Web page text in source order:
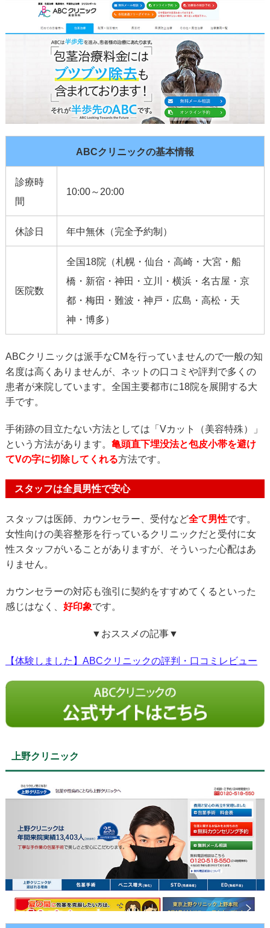
ABCクリニックの基本情報
診療時
間
10:00～20:00
休診日 年中無休（完全予約制）
医院数
全国18院（札幌・仙台・高崎・大宮・船
橋・新宿・神田・立川・横浜・名古屋・京
都・梅田・難波・神戸・広島・高松・天
神・博多）
ABCクリニックは派手なCMを行っていませんので一般の知
名度は高くありませんが、ネットの口コミや評判で多くの
患者が来院しています。全国主要都市に18院を展開する大
手です。
手術跡の目立たない方法としては「Vカット（美容特殊）」
という方法があります。 亀頭直下埋没法と包皮小帯を避け
てVの字に切除してくれる方法です。
スタッフは全員男性で安心
スタッフは医師、カウンセラー、受付など全て男性です。
女性向けの美容整形を行っているクリニックだと受付に女
性スタッフがいることがありますが、そういった心配はあ
りません。
カウンセラーの対応も強引に契約をすすめてくるといった
感じはなく、 好印象です。
▼おススメの記事▼
【体験しました】ABCクリニックの評判・口コミレビュー
上野クリニック